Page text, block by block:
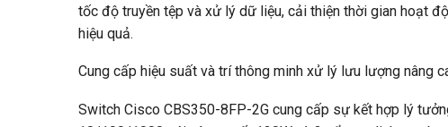
tốc độ truyền tệp và xử lý dữ liệu, cải thiện thời gian hoạt
hiệu quả.
Cung cấp hiệu suất và trí thông minh xử lý lưu lượng nâng
Switch Cisco CBS350-8FP-2G cung cấp sự kết hợp lý